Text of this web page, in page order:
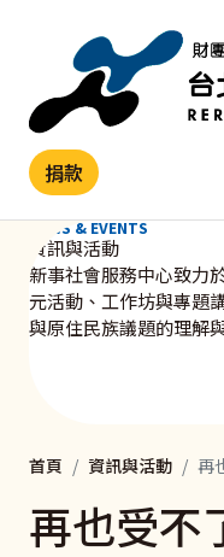
捐款
NEWS & EVENTS
資訊與活動
新事社會服務中心致力
元活動、工作坊與專題
與原住民族議題的理解
首頁 資訊與活動 再
再也受不